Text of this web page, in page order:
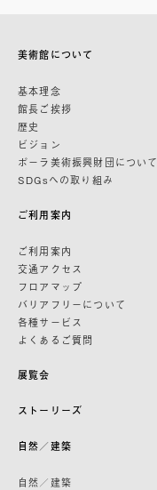
美術館について
基本理念
館長ご挨拶
歴史
ビジョン
ポーラ美術振興財団について
SDGsへの取り組み
ご利用案内
ご利用案内
交通アクセス
フロアマップ
バリアフリーについて
各種サービス
よくあるご質問
展覧会
ストーリーズ
自然／建築
自然／建築